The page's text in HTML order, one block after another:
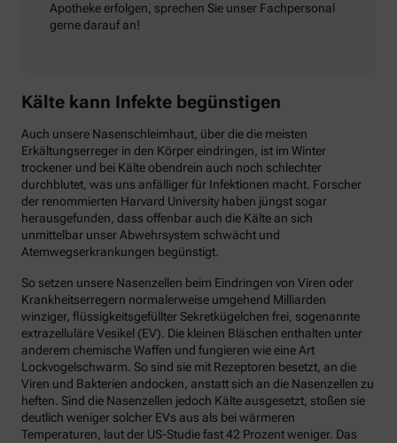
Apotheke erfolgen, sprechen Sie unser Fachpersonal
gerne darauf an!
Kälte kann Infekte begünstigen
Auch unsere Nasenschleimhaut, über die die meisten
Erkältungserreger in den Körper eindringen, ist im Winter
trockener und bei Kälte obendrein auch noch schlechter
durchblutet, was uns anfälliger für Infektionen macht. Forscher
der renommierten Harvard University haben jüngst sogar
herausgefunden, dass offenbar auch die Kälte an sich
unmittelbar unser Abwehrsystem schwächt und
Atemwegserkrankungen begünstigt.
So setzen unsere Nasenzellen beim Eindringen von Viren oder
Krankheitserregern normalerweise umgehend Milliarden
winziger, flüssigkeitsgefüllter Sekretkügelchen frei, sogenannte
extrazelluläre Vesikel (EV). Die kleinen Bläschen enthalten unter
anderem chemische Waffen und fungieren wie eine Art
Lockvogelschwarm. So sind sie mit Rezeptoren besetzt, an die
Viren und Bakterien andocken, anstatt sich an die Nasenzellen zu
heften. Sind die Nasenzellen jedoch Kälte ausgesetzt, stoßen sie
deutlich weniger solcher EVs aus als bei wärmeren
Temperaturen, laut der US-Studie fast 42 Prozent weniger. Das